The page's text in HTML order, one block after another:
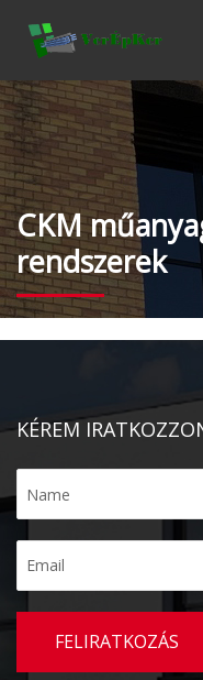
KEZDŐOLDAL
BEMUTATKOZÁS
ALURON NYÍLÁSZÁRÓ
CKM MŰANYAG
TERMÉKEKRŐL
ALURON SA
KATALÓGUSOK
KAPCSOLAT
CKM
rendszerek
KÉREM